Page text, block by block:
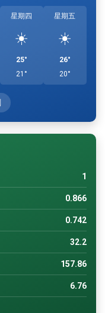
星期四
☀️
25°
21°
星期五
☀️
26°
20°
1
0.866
0.742
32.2
157.86
6.76